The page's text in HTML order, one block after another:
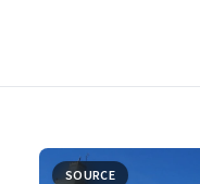
SOURCE